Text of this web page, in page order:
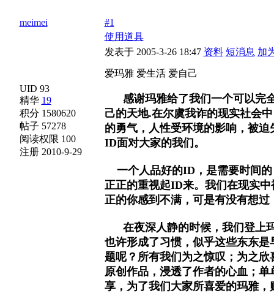
meimei
UID 93
精华 19
积分 1580620
帖子 57278
阅读权限 100
注册 2010-9-29
#1
使用道具
发表于 2005-3-26 18:47 资料 短消息 加
爱玛雅 爱生活 爱自己
感谢玛雅给了我们一个可以完
己的天地.在尔虞我诈的现实社会
的勇气，人性受环境的影响，被
ID面对大家的我们。
一个人品好的ID，是需要时间的
正正的重视起ID来。我们在现实
正的你感到不满，可是有没有想
在夜深人静的时候，我们登上
也许形成了习惯，似乎这些东东
题呢？所有我们为之惊叹；为之
原创作品，浸透了作者的心血；
享，为了我们大家所喜爱的玛雅